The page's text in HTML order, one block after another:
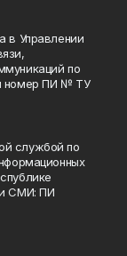
в Управлении
по
номер ПИ № ТУ
службой по
СМИ: ПИ